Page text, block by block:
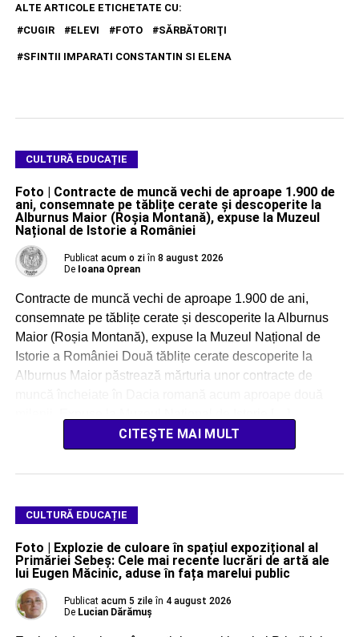
ALTE ARTICOLE ETICHETATE CU:
CUGIR
ELEVI FOTO SĂRBĂTORIŢI
SFINTII IMPARATI CONSTANTIN SI ELENA
CULTURĂ EDUCAȚIE
Foto | Contracte de muncă vechi de aproape 1.900 de
ani, consemnate pe tăblițe cerate și descoperite la
Alburnus Maior (Roșia Montană), expuse la Muzeul
Național de Istorie a României
Publicat acum o zi în 8 august 2026
De Ioana Oprean
Contracte de muncă vechi de aproape 1.900 de ani,
consemnate pe tăblițe cerate și descoperite la Alburnus
Maior (Roșia Montană), expuse la Muzeul Național de
Istorie a României Două tăblițe cerate descoperite la
Alburnus Maior păstrează mărturia unor contracte de
CITEȘTE MAI MULT
CULTURĂ EDUCAȚIE
Foto | Explozie de culoare în spațiul expozițional al
Primăriei Sebeș: Cele mai recente lucrări de artă ale
lui Eugen Măcinic, aduse în fața marelui public
Publicat acum 5 zile în 4 august 2026
De Lucian Dărămuș